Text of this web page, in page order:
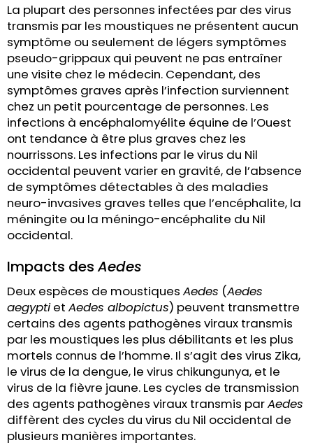
La plupart des personnes infectées par des virus
transmis par les moustiques ne présentent aucun
symptôme ou seulement de légers symptômes
pseudo-grippaux qui peuvent ne pas entraîner
une visite chez le médecin. Cependant, des
symptômes graves après l’infection surviennent
chez un petit pourcentage de personnes. Les
infections à encéphalomyélite équine de l’Ouest
ont tendance à être plus graves chez les
nourrissons. Les infections par le virus du Nil
occidental peuvent varier en gravité, de l’absence
de symptômes détectables à des maladies
neuro-invasives graves telles que l’encéphalite, la
méningite ou la méningo-encéphalite du Nil
occidental.
Impacts desAedes
Deux espèces de moustiques Aedes (Aedes
aegyptiet Aedes albopictus) peuvent transmettre
certains des agents pathogènes viraux transmis
par les moustiques les plus débilitants et les plus
mortels connus de l’homme. Il s’agit des virus Zika,
le virus de la dengue, le virus chikungunya, et le
virus de la fièvre jaune. Les cycles de transmission
des agents pathogènes viraux transmis parAedes
diffèrent des cycles du virus du Nil occidental de
plusieurs manières importantes.